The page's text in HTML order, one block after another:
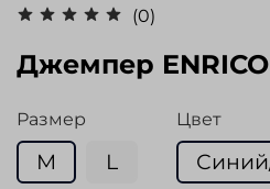
(0)
Джемпер ENRICO
Размер
M L
Цвет